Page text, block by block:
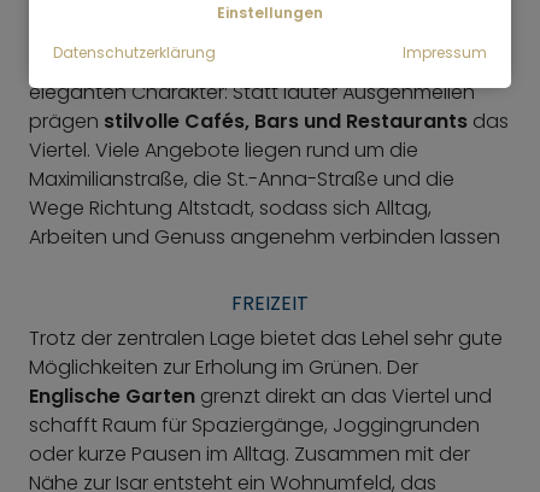
GASTRONOMIE
Gastronomisch passt Lehel gut zu seinem
eleganten Charakter: Statt lauter Ausgehmeilen
prägen stilvolle Cafés, Bars und Restaurants das
Viertel. Viele Angebote liegen rund um die
Maximilianstraße, die St.-Anna-Straße und die
Wege Richtung Altstadt, sodass sich Alltag,
Arbeiten und Genuss angenehm verbinden lassen
FREIZEIT
Trotz der zentralen Lage bietet das Lehel sehr gute
Möglichkeiten zur Erholung im Grünen. Der
Englische Garten grenzt direkt an das Viertel und
schafft Raum für Spaziergänge, Joggingrunden
oder kurze Pausen im Alltag. Zusammen mit der
Nähe zur Isar entsteht ein Wohnumfeld, das
Einstellungen
Datenschutzerklärung
Impressum